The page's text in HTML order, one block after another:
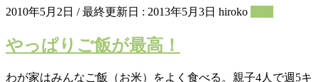
2010年5月2日 / 最終更新日 : 2013年5月3日 hiroko
やっぱりご飯が最高！
わが家はみんなご飯（お米）をよく食べる。親子4人で週5キ